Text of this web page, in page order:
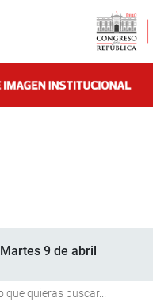
Martes 9 de abril